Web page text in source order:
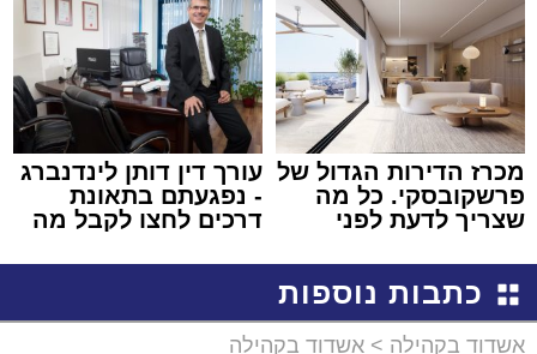
מכרז הדירות הגדול של
פרשקובסקי. כל מה
שצריך לדעת לפני
באשדוד
עורך דין דותן לינדנברג
- נפגעתם בתאונת
דרכים לחצו לקבל מה
כתבות נוספות
אשדוד בקהילה > אשדוד בקהילה